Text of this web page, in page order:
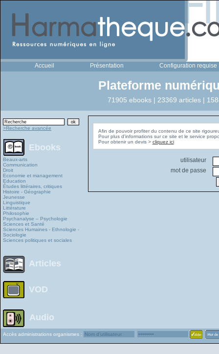
Accueil Présentation Configuration requise
Plateforme
71905 ebooks | 23369 articles |
>Recherche avancée
Ebooks
Beaux-arts
Communication
Droit
Economie et management
Education
Études littéraires, critiques
Histoire - Géographie
Jeunesse
Linguistique
Littérature
Philosophie
Psychanalyse – Psychologie
Sciences et Santé
Sciences Humaines - Ethnologie -
Sociologie
Sciences politiques et sociales
Articles
VOD
Audio
Afin de pouvoir profiter du contenu de ce site
Pour plus d'informations sur ce site et le service
Pour obtenir un devis > cliquez ici
utilisateur
mot de passe
Accès administrations organismes :